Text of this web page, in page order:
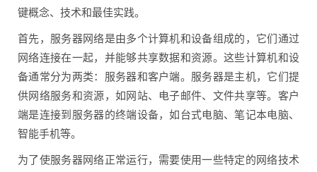
键概念、技术和最佳实践。
首先，服务器网络是由多个计算机和设备组成的，它们通过
网络连接在一起，并能够共享数据和资源。这些计算机和设
备通常分为两类：服务器和客户端。服务器是主机，它们提
供网络服务和资源，如网站、电子邮件、文件共享等。客户
端是连接到服务器的终端设备，如台式电脑、笔记本电脑、
智能手机等。
为了使服务器网络正常运行，需要使用一些特定的网络技术